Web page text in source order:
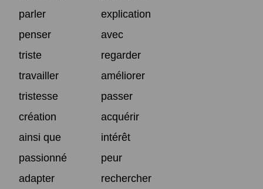
parler
explication
penser
avec
triste
regarder
travailler
améliorer
tristesse
passer
création
acquérir
ainsi que
intérêt
passionné
peur
adapter
rechercher